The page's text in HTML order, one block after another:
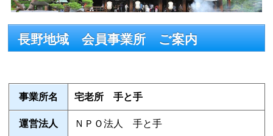
長野地域 会員事業所 ご案内
事業所名 宅老所 手と手
運営法人 ＮＰＯ法人 手と手